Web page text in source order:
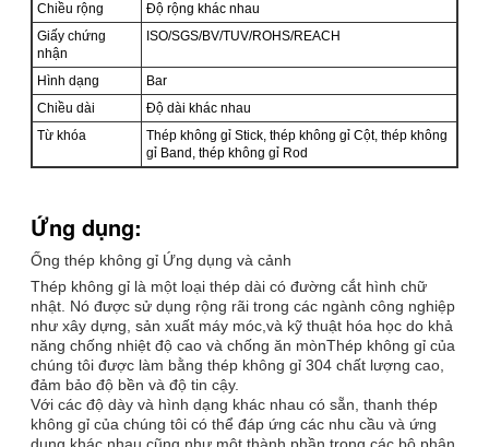
Chiều rộng
Độ rộng khác nhau
Giấy chứng
nhận
ISO/SGS/BV/TUV/ROHS/REACH
Hình dạng
Bar
Chiều dài
Độ dài khác nhau
Từ khóa
Thép không gỉ Stick, thép không gỉ Cột, thép không
gỉ Band, thép không gỉ Rod
Ứng dụng:
Ống thép không gỉ Ứng dụng và cảnh
Thép không gỉ là một loại thép dài có đường cắt hình chữ
nhật. Nó được sử dụng rộng rãi trong các ngành công nghiệp
như xây dựng, sản xuất máy móc,và kỹ thuật hóa học do khả
năng chống nhiệt độ cao và chống ăn mònThép không gỉ của
chúng tôi được làm bằng thép không gỉ 304 chất lượng cao,
đảm bảo độ bền và độ tin cậy.
Với các độ dày và hình dạng khác nhau có sẵn, thanh thép
không gỉ của chúng tôi có thể đáp ứng các nhu cầu và ứng